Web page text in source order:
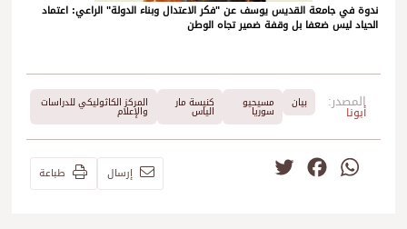
ندوة في جامعة القديس يوسف عن "فكر الاعتدال وبناء الدولة" الراعي: اعتماد
الحياد ليس ضعفا بل وقفة ضمير تجاه الوطن
المصدر:
أبونا
بيان مسيحيو
سوريا
كنيسة مار
الياس
المركز الكاثوليكي للدراسات
والإعلام
WhatsApp
Facebook إرسال طباعة